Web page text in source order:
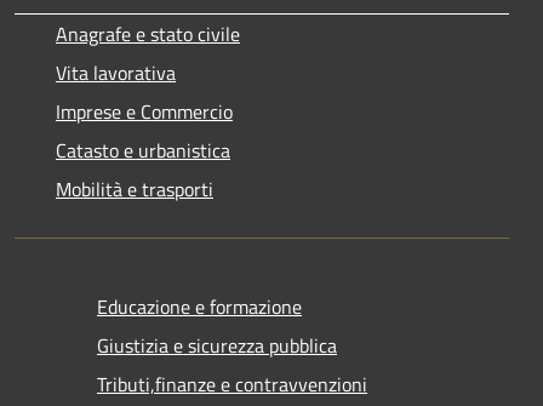
Anagrafe e stato civile
Vita lavorativa
Imprese e Commercio
Catasto e urbanistica
Mobilità e trasporti
Educazione e formazione
Giustizia e sicurezza pubblica
Tributi,finanze e contravvenzioni